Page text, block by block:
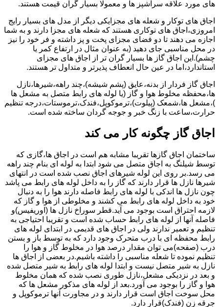
های مورد علاقه سرآشپز ها و معمولا بسیار گران قیمت هستند.
اجاق های توکار و شعله های مجزایکی دیگر از مدل های بسیار رایج
امروزی،اجاق های توکاری هستند که شعله های مجزا دارند و به شما
اجازه می دهند تا دو فضای مجزای پخت و پز داشته و فر خود را نیز
در محل مناسبی جای دهید (به عنوان مثال در ارتفاع کمر یا
چشم).این اجاق گاز ها بسیار گران تر از اجاق های مجزای
استاندارد،اما در عین حال انعطاف پذیرتر و متداول تر هستند.
اجاق گاز فردار از بدنه،عایق (پشم شیشه)،چند راهه،شیرها،نازل
ها،محفظه مخلوط هوا و گاز (یا لوله های رابط متصل به مشعل ها
)،مشعل ها،شمعک (پیلوت)،ترموکوپل،فندک،ترموستات،درجه تنظیم
حرارت،ساعت با زنگ خبر و جوجه گردان ساخته شده است.
اجاق گاز چگونه کار می کند
ساختمان اجاق گازها تقریبا مشابه هم است در اجاق ها،گازی که
توسط شیلنگ به اجاق متصل می شود ابتدا به لوله ای بنام چند راهه
می رسد.بر روی این لوله شیرهای اجاق نصب شده است در انتهای
شیرها نازل ها قرار دارند که گاز را به داخل لوله های رابط می پاشد
چون نازل ها اندکی با لوله های رابط فاصله دارند هوا را به دنبال
خود به داخل لوله های رابط می کشند و مخلوطی از هوا و گاز که
لازمه احتراق است بوجود می آید.قطر سوراخ نازل ها (اوریفیس)و
فاصله آنها از لوله های رابط حساب شده است و تقریبا احتیاجی به
تنظیم و تعمیر ندارند ولی در اجاق های قدیمی در ابتدای لوله های
رابط محفظه ای با درب متحرک وجود دارد که به توسط باز و بستن
درب (صفحه)می توان مقدار درصد هوا در مخلوط گاز و هوا را
تنظیم نموده تا شعله مناسبی را داشته باشیم.در بعضی از اجاق ها
نازل به شیر متصل نیست و ابتدا لوله های رابط به شیر متصل شده
و بعد در نزدیکی مشعل،نازل طوری نصب شده که همان مخلوط
هوا و گاز را بوجود می آورد.بعد از لوله های مذکور مشعل ها که
محل سوخت اجاق است قرار دارند و در مجاورت آنها ترموکوپل و
جرقه زن (فندک)قرار دارد.